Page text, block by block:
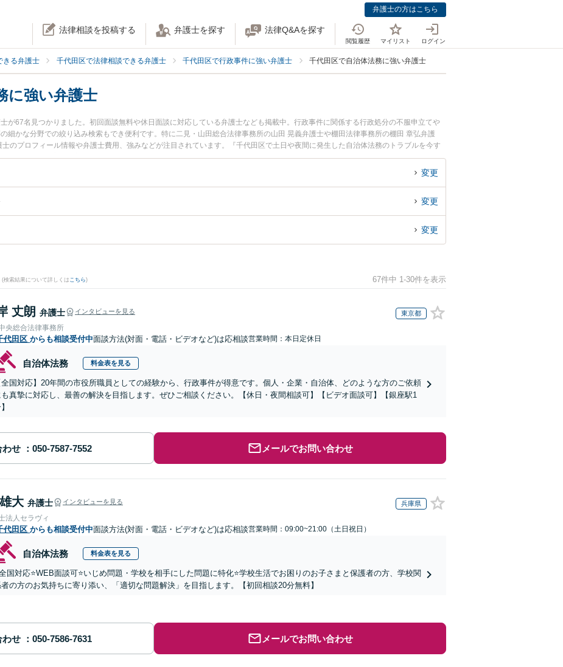
弁護士の方はこちら
法律相談を投稿する 弁護士を探す 法律Q&Aを探す
閲覧履歴 マイリスト ログイン
きる弁護士 千代田区で法律相談できる弁護士 千代田区で行政事件に強い弁護士 千代田区で自治体法務に強い弁護士
に強い弁護士
が67名見つかりました。初回面談無料や休日面談に対応している弁護士なども掲載中。行政事件に関係する行政処分の不服申立てや
細かな分野での絞り込み検索もでき便利です。特に二見・山田総合法律事務所の山田 晃義弁護士や棚田法律事務所の棚田 章弘弁護
のプロフィール情報や弁護士費用、強みなどが注目されています。『千代田区で土日や夜間に発生した自治体法務のトラブルを今す
ラブル解決の実績豊富な近くの弁護士を検索したい』『初回相談無料で自治体法務を法律相談できる千代田区内の弁護士に相談予約し
です。
変更
変更
変更
(検索結果について詳しくは こちら) 67件中 1-30件を表示
丈朗 弁護士 インタビューを見る 東京都
央総合法律事務所
代田区 からも相談受付中面談方法(対面・電話・ビデオなど)は応相談営業時間：本日定休日
自治体法務 料金表を見る
全国対応】20年間の市役所職員としての経験から、行政事件が得意です。個人・企業・自治体、どのような方のご依頼
も真摯に対応し、最善の解決を目指します。ぜひご相談ください。【休日・夜間相談可】【ビデオ面談可】【銀座駅1
わせ メールでお問い合わせ
大 弁護士 インタビューを見る 兵庫県
法人セラヴィ
代田区 からも相談受付中面談方法(対面・電話・ビデオなど)は応相談営業時間：09:00~21:00（土日祝日）
自治体法務 料金表を見る
全国対応⭐️WEB面談可⭐️いじめ問題・学校を相手にした問題に特化⭐️学校生活でお困りのお子さまと保護者の方、学校関
の方のお気持ちに寄り添い、「適切な問題解決」を目指します。【初回相談20分無料】
わせ メールでお問い合わせ